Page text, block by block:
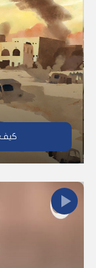
كيف